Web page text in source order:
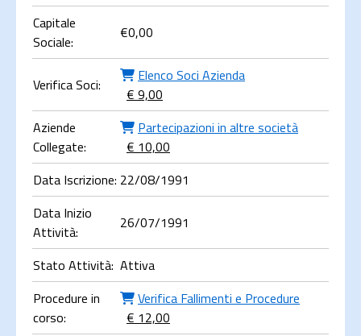
Capitale
Sociale:
€0,00
Verifica Soci:
Elenco Soci Azienda
€ 9,00
Aziende
Collegate:
Partecipazioni in altre società
€ 10,00
Data Iscrizione: 22/08/1991
Data Inizio
Attività:
26/07/1991
Stato Attività: Attiva
Procedure in
corso:
Verifica Fallimenti e Procedure
€ 12,00